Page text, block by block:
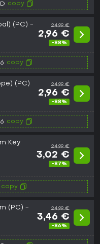
copy
(PC) -
24,99 €
2,96 €
-88%
copy
(PC)
24,99 €
2,96 €
-88%
copy
Key
24,99 €
3,02 €
-87%
copy
(PC) -
24,99 €
3,46 €
-86%